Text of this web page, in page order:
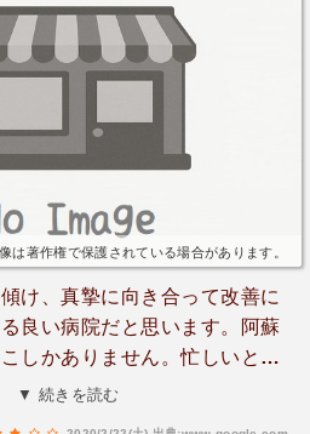
は著作権で保護されている場合があります。
け、真摯に向き合って改善に
良い病院だと思います。阿蘇
しかありません。忙しいとは
すい病院になってくださるの
▼ 続きを読む